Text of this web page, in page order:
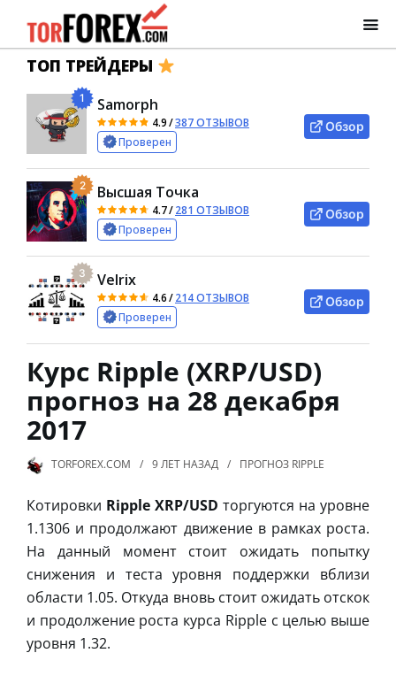
ТОП ТРЕЙДЕРЫ
1 Samorph
4.9/387 ОТЗЫВОВ
Проверен
Обзор
2 Высшая Точка
4.7/281 ОТЗЫВОВ
Проверен
Обзор
3 Velrix
4.6/214 ОТЗЫВОВ
Проверен
Обзор
Курс Ripple (XRP/USD)
прогноз на 28 декабря
2017
TORFOREX.COM 9 ЛЕТ НАЗАД ПРОГНОЗ RIPPLE
Котировки Ripple XRP/USD торгуются на уровне
1.1306 и продолжают движение в рамках роста.
На данный момент стоит ожидать попытку
снижения и теста уровня поддержки вблизи
области 1.05. Откуда вновь стоит ожидать отскок
и продолжение роста курса Ripple с целью выше
уровня 1.32.